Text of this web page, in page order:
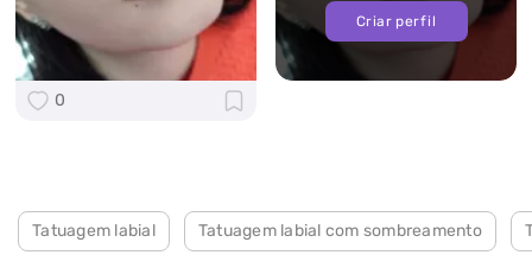
0
Criar perfil
Tatuagem labial Tatuagem labial com sombreamento